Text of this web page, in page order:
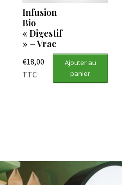
Infusion
Bio
« Digestif
» – Vrac
€18,00
TTC
Ajouter au
panier